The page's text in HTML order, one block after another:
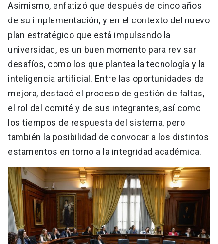
Asimismo, enfatizó que después de cinco años
de su implementación, y en el contexto del nuevo
plan estratégico que está impulsando la
universidad, es un buen momento para revisar
desafíos, como los que plantea la tecnología y la
inteligencia artificial. Entre las oportunidades de
mejora, destacó el proceso de gestión de faltas,
el rol del comité y de sus integrantes, así como
los tiempos de respuesta del sistema, pero
también la posibilidad de convocar a los distintos
estamentos en torno a la integridad académica.